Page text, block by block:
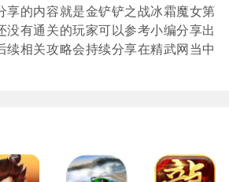
享的内容就是金铲铲之战冰霜魔女第
没有通关的玩家可以参考小编分享出
续相关攻略会持续分享在精武网当中